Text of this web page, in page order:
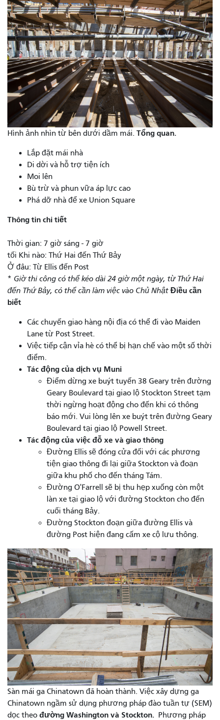
Hình ảnh nhìn từ bên dưới dầm mái. Tổng quan.
Lắp đặt mái nhà
Di dời và hỗ trợ tiện ích
Moi lên
Bù trừ và phun vữa áp lực cao
Phá dỡ nhà để xe Union Square
Thông tin chi tiết
Thời gian: 7 giờ sáng - 7 giờ
tối Khi nào: Thứ Hai đến Thứ Bảy
Ở đâu: Từ Ellis đến Post
* Giờ thi công có thể kéo dài 24 giờ một ngày, từ Thứ Hai
đến Thứ Bảy, có thể cần làm việc vào Chủ Nhật Điều cần
biết
Các chuyến giao hàng nội địa có thể đi vào Maiden
Lane từ Post Street.
Việc tiếp cận vỉa hè có thể bị hạn chế vào một số thời
điểm.
Tác động của dịch vụ Muni
Điểm dừng xe buýt tuyến 38 Geary trên đường
Geary Boulevard tại giao lộ Stockton Street tạm
thời ngừng hoạt động cho đến khi có thông
báo mới. Vui lòng lên xe buýt trên đường Geary
Boulevard tại giao lộ Powell Street.
Tác động của việc đỗ xe và giao thông
Đường Ellis sẽ đóng cửa đối với các phương
tiện giao thông đi lại giữa Stockton và đoạn
giữa khu phố cho đến tháng Tám.
Đường O'Farrell sẽ bị thu hẹp xuống còn một
làn xe tại giao lộ với đường Stockton cho đến
cuối tháng Bảy.
Đường Stockton đoạn giữa đường Ellis và
đường Post hiện đang cấm xe cộ lưu thông.
Sàn mái ga Chinatown đã hoàn thành. Việc xây dựng ga
Chinatown ngầm sử dụng phương pháp đào tuần tự (SEM)
dọc theo đường Washington và Stockton. Phương pháp